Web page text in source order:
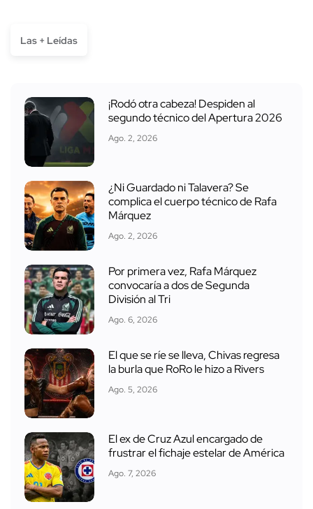
Las + Leídas
¡Rodó otra cabeza! Despiden al
segundo técnico del Apertura 2026
Ago. 2, 2026
¿Ni Guardado ni Talavera? Se
complica el cuerpo técnico de Rafa
Márquez
Ago. 2, 2026
Por primera vez, Rafa Márquez
convocaría a dos de Segunda
División al Tri
Ago. 6, 2026
El que se ríe se lleva, Chivas regresa
la burla que RoRo le hizo a Rivers
Ago. 5, 2026
El ex de Cruz Azul encargado de
frustrar el fichaje estelar de América
Ago. 7, 2026